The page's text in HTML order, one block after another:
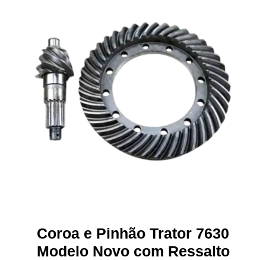
Coroa e Pinhão Trator 7630
Modelo Novo com Ressalto